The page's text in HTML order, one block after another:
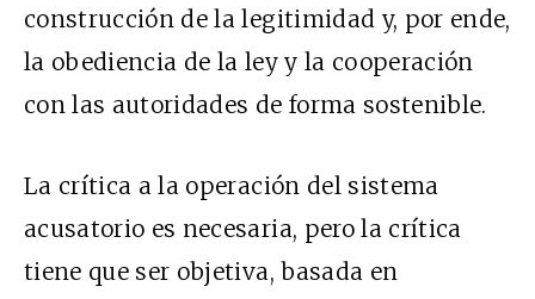
construcción de la legitimidad y, por ende,
la obediencia de la ley y la cooperación
con las autoridades de forma sostenible.
La crítica a la operación del sistema
acusatorio es necesaria, pero la crítica
tiene que ser objetiva, basada en